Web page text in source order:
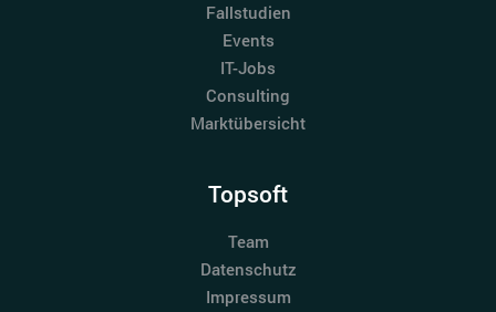
Fallstudien
Events
IT-Jobs
Consulting
Marktübersicht
Topsoft
Team
Datenschutz
Impressum